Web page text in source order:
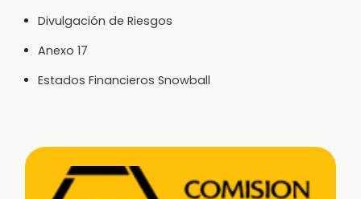
Divulgación de Riesgos
Anexo 17
Estados Financieros Snowball